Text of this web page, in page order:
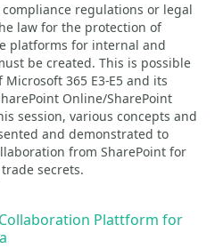
regulations or legal
law for the protection of
platforms for internal and
be created. This is possible
365 E3-E5 and its
Online/SharePoint
session, various concepts and
and demonstrated to
from SharePoint for
secrets.
Plattform for